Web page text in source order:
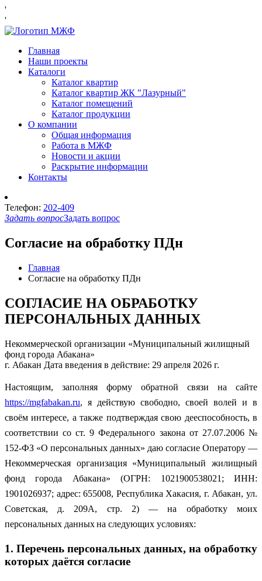
'
'
Главная
Наши проекты
Каталоги
Каталог квартир
Каталог квартир ЖК "Лазурный"
Каталог помещений
Каталог продукции
О компании
Общая информация
Работа в МЖФ
Новости и акции
Раскрытие информации
Контакты
Телефон: 202-409
Задать вопросЗадать вопрос
Согласие на обработку ПДн
Главная
Согласие на обработку ПДн
СОГЛАСИЕ НА ОБРАБОТКУ
ПЕРСОНАЛЬНЫХ ДАННЫХ
Некоммерческой организации «Муниципальный жилищный
фонд города Абакана»
г. Абакан Дата введения в действие: 29 апреля 2026 г.
Настоящим, заполняя форму обратной связи на сайте
https://mgfabakan.ru, я действую свободно, своей волей и в
своём интересе, а также подтверждая свою дееспособность, в
соответствии со ст. 9 Федерального закона от 27.07.2006 №
152-ФЗ «О персональных данных» даю согласие Оператору —
Некоммерческая организация «Муниципальный жилищный
фонд города Абакана» (ОГРН: 1021900538021; ИНН:
1901026937; адрес: 655008, Республика Хакасия, г. Абакан, ул.
Советская, д. 209А, стр. 2) — на обработку моих
персональных данных на следующих условиях:
1. Перечень персональных данных, на обработку
которых даётся согласие